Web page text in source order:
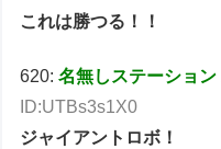
これは勝つる！！
620:名無しステーション
ID:UTBs3s1X0
ジャイアントロボ！